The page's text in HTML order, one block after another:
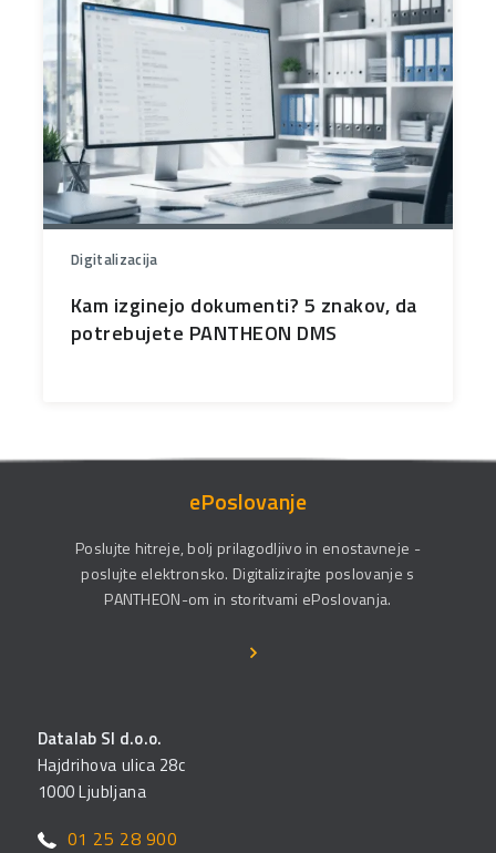
Digitalizacija
Kam izginejo dokumenti? 5 znakov, da
potrebujete PANTHEON DMS
ePoslovanje
Poslujte hitreje, bolj prilagodljivo in enostavneje -
poslujte elektronsko. Digitalizirajte poslovanje s
PANTHEON-om in storitvami ePoslovanja.
Datalab SI d.o.o.
Hajdrihova ulica 28c
1000 Ljubljana
01 25 28 900